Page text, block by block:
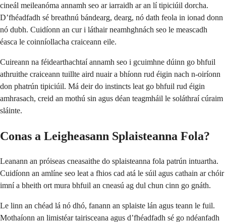
cineál meileanóma annamh seo ar iarraidh ar an lí tipiciúil dorcha.
D’fhéadfadh sé breathnú bándearg, dearg, nó dath feola in ionad donn
nó dubh. Cuidíonn an cur i láthair neamhghnách seo le meascadh
éasca le coinníollacha craiceann eile.
Cuireann na féidearthachtaí annamh seo i gcuimhne dúinn go bhfuil
athruithe craiceann tuillte aird nuair a bhíonn rud éigin nach n-oiríonn
don phatrún tipiciúil. Má deir do instincts leat go bhfuil rud éigin
amhrasach, creid an mothú sin agus déan teagmháil le soláthraí cúraim
sláinte.
Conas a Leigheasann Splaisteanna Fola?
Leanann an próiseas cneasaithe do splaisteanna fola patrún intuartha.
Cuidíonn an amlíne seo leat a fhios cad atá le súil agus cathain ar chóir
imní a bheith ort mura bhfuil an cneasú ag dul chun cinn go gnáth.
Le linn an chéad lá nó dhó, fanann an splaiste lán agus teann le fuil.
Mothaíonn an limistéar tairisceana agus d’fhéadfadh sé go ndéanfadh